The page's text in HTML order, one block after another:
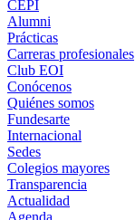
CEPI
Alumni
Prácticas
Carreras profesionales
Club EOI
Conócenos
Quiénes somos
Fundesarte
Internacional
Sedes
Colegios mayores
Transparencia
Actualidad